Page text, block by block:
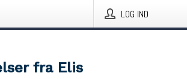
LOG IND
fra Elis